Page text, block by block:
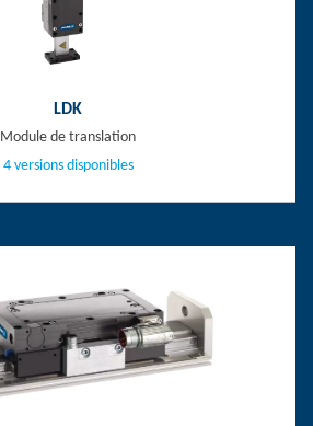
LDK
Module de translation
4 versions disponibles